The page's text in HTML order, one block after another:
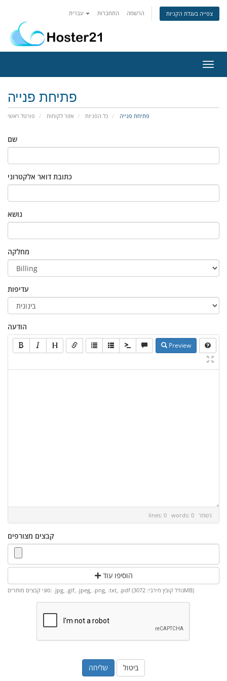
התחברות הרשמה צפייה בעגלת הקניות
ניווט
פתיחת פנייה
פורטל ראשי אזור לקוחות כל הפניות פתיחת פנייה
שם
כתובת דואר אלקטרוני
נושא
מחלקה
עדיפות
הודעה
Preview
lines: 0 words: 0 נשמר
קבצים מצורפים
הוסיפו עוד
סוגי קבצים מותרים: .jpg, .gif, .jpeg, .png, .txt, .pdf (גודל קובץ מירבי: 3072MB)
ביטול